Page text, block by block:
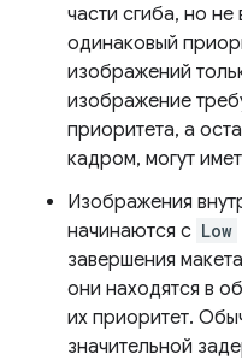
части сгиба, но
одинаковый
изображений
изображение
приоритета, а
кадром, могут
Изображения
начинаются с Low
завершения
они находятся в
их приоритет.
значительной